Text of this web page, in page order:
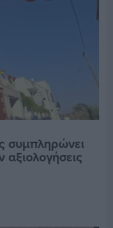
συμπληρώνει